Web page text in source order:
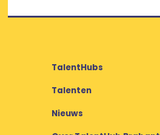
TalentHubs
Talenten
Nieuws